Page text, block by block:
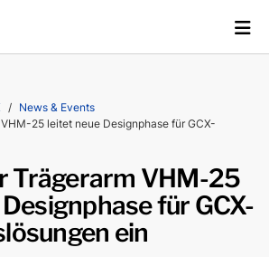
News & Events
25 leitet neue Designphase für GCX-
Trägerarm VHM-25
für GCX-
ein